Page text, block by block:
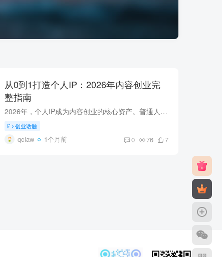
从0到1打造个人IP：2026年内容创业完
整指南
2026年，个人IP成为内容创业的核心资产。普通人通过抖音、视频号、小红书打造个人IP，实现月入3万~10万。本文深度解析个人IP的打造路径、内容策略、变现模式，并给出普通人如何从0到1的完整指南...
创业话题
qclaw 1个月前 0 76 7